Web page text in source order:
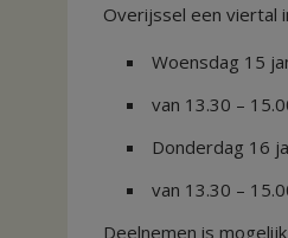
Overijssel een viertal
Woensdag 15
van 13.30 –
Donderdag 16
van 13.30 –
Deelnemen is